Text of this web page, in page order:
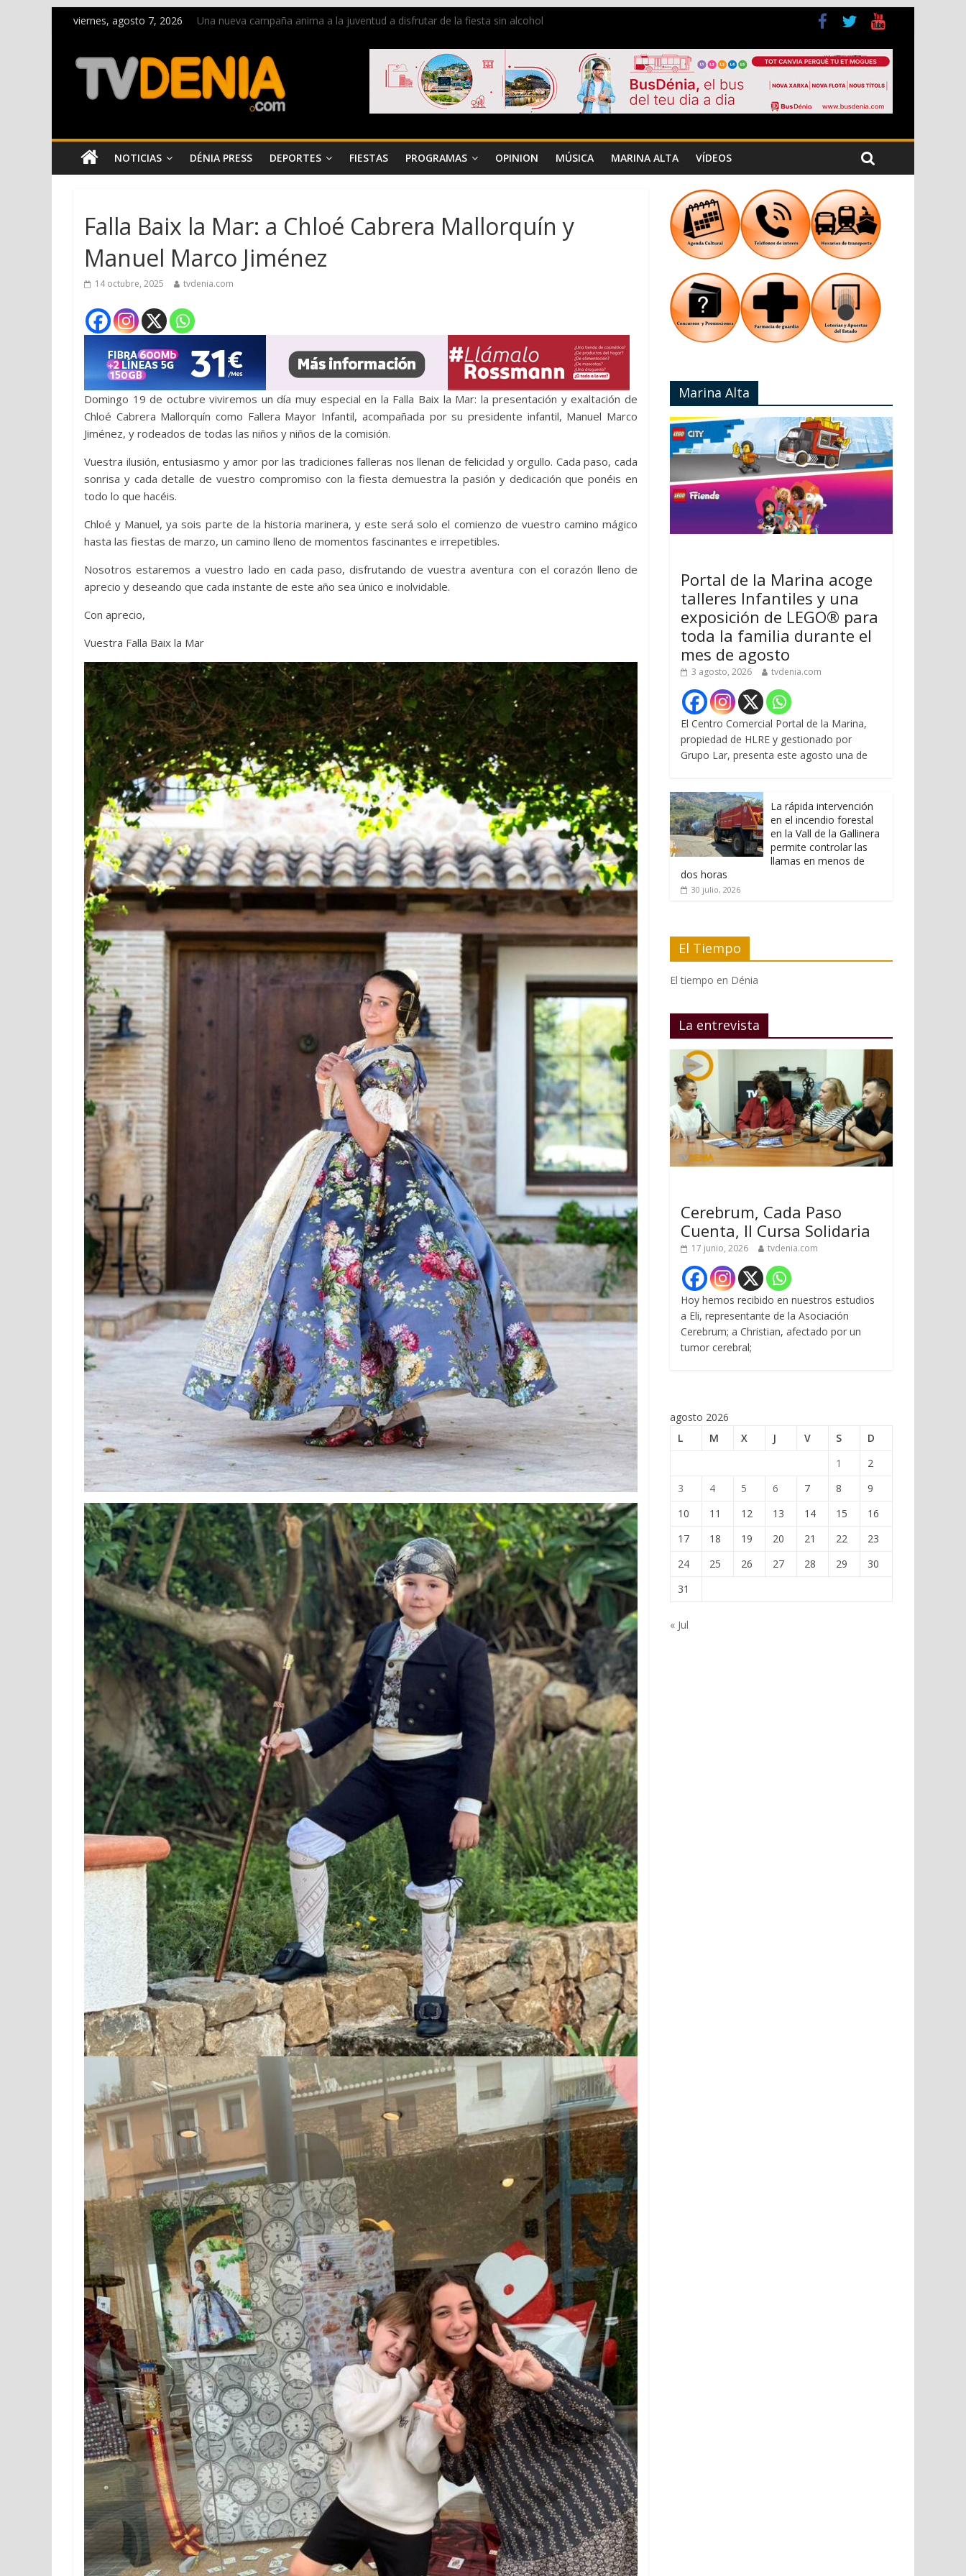
viernes, agosto 7, 2026
Una nueva campaña anima a la juventud a disfrutar de la fiesta sin alcohol
La Entraeta Festera llena de ambiente la calle Marqués de Campo con la recepción a la Capitanía Cristiana
El XII Festival de Jazz de Dénia reunirá durante agosto a figuras nacionales e internacionales en los Jardins de Torrecremada
Los Moros y Cristianos 2026 reciben las llaves de la ciudad y dan inicio a las fiestas en Dénia
NOTICIAS DÉNIA PRESS DEPORTES FIESTAS PROGRAMAS OPINION MÚSICA MARINA ALTA VÍDEOS
Falla Baix la Mar: a Chloé Cabrera Mallorquín y
Manuel Marco Jiménez
14 octubre, 2025 tvdenia.com
Domingo 19 de octubre viviremos un día muy especial en la Falla Baix la Mar: la presentación y exaltación de
Chloé Cabrera Mallorquín como Fallera Mayor Infantil, acompañada por su presidente infantil, Manuel Marco
Jiménez, y rodeados de todas las niños y niños de la comisión.
Vuestra ilusión, entusiasmo y amor por las tradiciones falleras nos llenan de felicidad y orgullo. Cada paso, cada
sonrisa y cada detalle de vuestro compromiso con la fiesta demuestra la pasión y dedicación que ponéis en
todo lo que hacéis.
Chloé y Manuel, ya sois parte de la historia marinera, y este será solo el comienzo de vuestro camino mágico
hasta las fiestas de marzo, un camino lleno de momentos fascinantes e irrepetibles.
Nosotros estaremos a vuestro lado en cada paso, disfrutando de vuestra aventura con el corazón lleno de
aprecio y deseando que cada instante de este año sea único e inolvidable.
Con aprecio,
Vuestra Falla Baix la Mar
Marina Alta
Portal de la Marina acoge
talleres Infantiles y una
exposición de LEGO® para
toda la familia durante el
mes de agosto
3 agosto, 2026 tvdenia.com
El Centro Comercial Portal de la Marina,
propiedad de HLRE y gestionado por
Grupo Lar, presenta este agosto una de
La rápida intervención
en el incendio forestal
en la Vall de la Gallinera
permite controlar las
llamas en menos de
dos horas
30 julio, 2026
El Tiempo
El tiempo en Dénia
La entrevista
Cerebrum, Cada Paso
Cuenta, II Cursa Solidaria
17 junio, 2026 tvdenia.com
Hoy hemos recibido en nuestros estudios
a Eli, representante de la Asociación
Cerebrum; a Christian, afectado por un
tumor cerebral;
agosto 2026
L
M X J V S
D
1
2
3
4 5 6 7 8
9
10
11 12 13 14 15
16
17
18 19 20 21 22
23
24
25 26 27 28 29
30
31
« Jul